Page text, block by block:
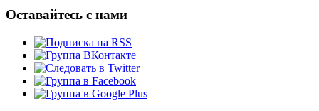
Оставайтесь с нами